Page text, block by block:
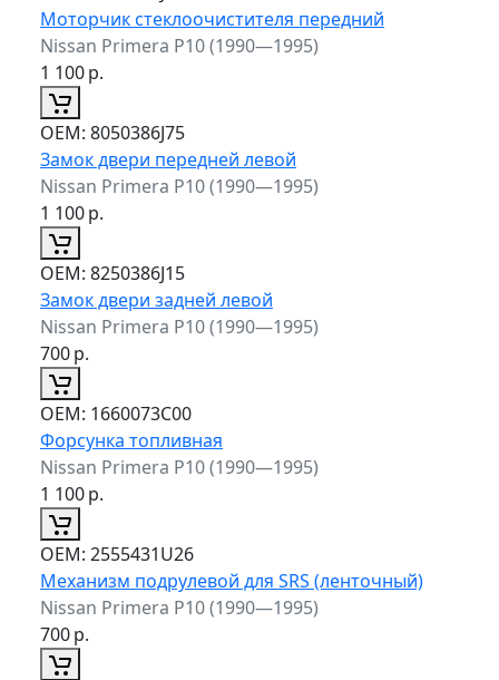
Моторчик стеклоочистителя передний
Nissan Primera P10 (1990—1995)
1 100р.
ОЕМ: 8050386J75
Замок двери передней левой
Nissan Primera P10 (1990—1995)
1 100р.
ОЕМ: 8250386J15
Замок двери задней левой
Nissan Primera P10 (1990—1995)
700р.
ОЕМ: 1660073C00
Форсунка топливная
Nissan Primera P10 (1990—1995)
1 100р.
ОЕМ: 2555431U26
Механизм подрулевой для SRS (ленточный)
Nissan Primera P10 (1990—1995)
700р.